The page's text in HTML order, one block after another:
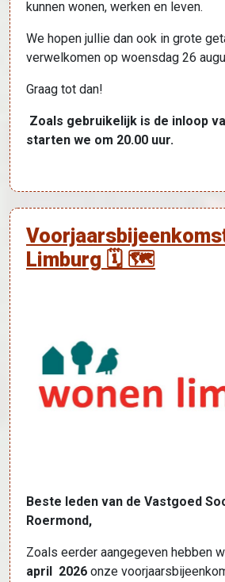
kunnen wonen, werken en leven.
We hopen jullie dan ook in grote
verwelkomen op woensdag 26
Graag tot dan!
Zoals gebruikelijk is de inloop
starten we om 20.00 uur.
Limburg 🗓 🗺
Beste leden van de Vastgoed
Roermond,
Zoals eerder aangegeven hebben
april 2026 onze